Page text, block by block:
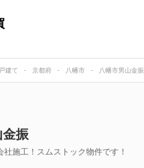
建て 京都府 八幡市 八幡市男山金振
振
施工！スムストック物件です！